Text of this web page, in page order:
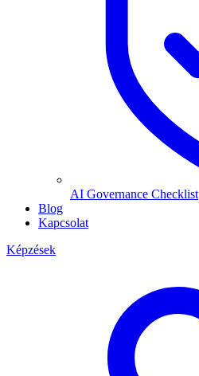
AI Governance Checklist
Blog
Kapcsolat
Képzések